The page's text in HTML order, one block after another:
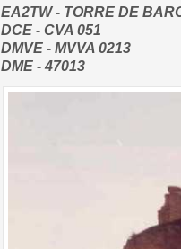
EA2TW - TORRE DE
DCE - CVA 051
DMVE - MVVA 0213
DME - 47013